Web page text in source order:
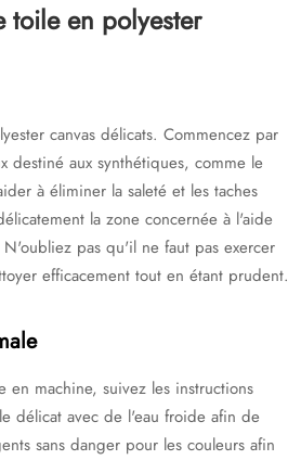
toile en polyester
canvas délicats. Commencez par
destiné aux synthétiques, comme le
à éliminer la saleté et les taches
la zone concernée à l'aide
pas qu'il ne faut pas exercer
efficacement tout en étant prudent.
machine, suivez les instructions
délicat avec de l'eau froide afin de
sans danger pour les couleurs afin